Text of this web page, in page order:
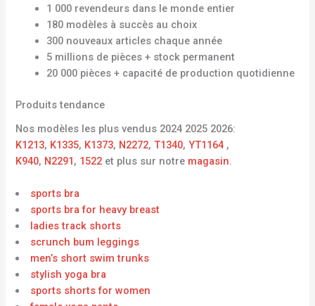
1 000 revendeurs dans le monde entier
180 modèles à succès au choix
300 nouveaux articles chaque année
5 millions de pièces + stock permanent
20 000 pièces + capacité de production quotidienne
Produits tendance
Nos modèles les plus vendus 2024 2025 2026:
K1213, K1335, K1373, N2272,T1340,YT1164 ,
K940, N2291, 1522 et plus sur notre magasin.
sports bra
sports bra for heavy breast
ladies track shorts
scrunch bum leggings
men’s short swim trunks
stylish yoga bra
sports shorts for women